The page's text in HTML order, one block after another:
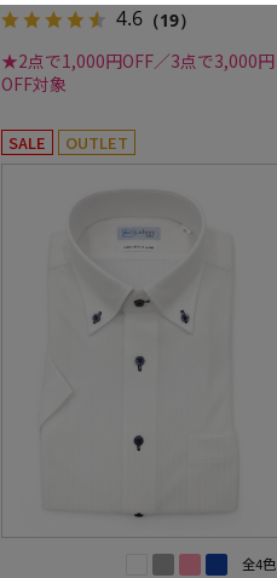
4.6 （19）
★2点で1,000円OFF／3点で3,000円
OFF対象
SALE OUTLET
全4色